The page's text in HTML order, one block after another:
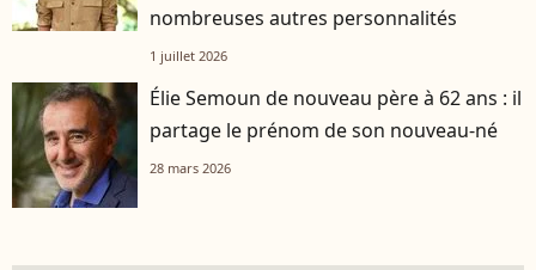
nombreuses autres personnalités
1 juillet 2026
Élie Semoun de nouveau père à 62 ans : il
partage le prénom de son nouveau-né
28 mars 2026